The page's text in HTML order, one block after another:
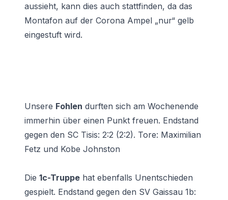
aussieht, kann dies auch stattfinden, da das
Montafon auf der Corona Ampel „nur“ gelb
eingestuft wird.
Unsere Fohlen durften sich am Wochenende
immerhin über einen Punkt freuen. Endstand
gegen den SC Tisis: 2:2 (2:2). Tore: Maximilian
Fetz und Kobe Johnston
Die 1c-Truppe hat ebenfalls Unentschieden
gespielt. Endstand gegen den SV Gaissau 1b: